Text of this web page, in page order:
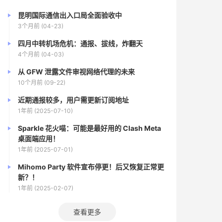
昆明国际通信出入口局全面验收中
3个月前 (04-23)
四月中转机场危机：通报、拔线，炸翻天
4个月前 (04-03)
从 GFW 泄露文件审视网络代理的未来
10个月前 (09-22)
近期通报较多，用户需更新订阅地址
1年前 (2025-07-10)
Sparkle 花火喵：可能是最好用的 Clash Meta
桌面端应用！
1年前 (2025-07-01)
Mihomo Party 软件宣布停更！后又恢复正常更
新？！
1年前 (2025-02-07)
查看更多